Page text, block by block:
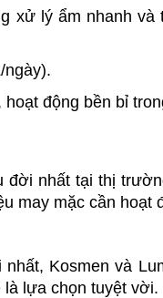
xử lý ẩm nhanh
ngày).
động bền bỉ
nhất tại thị
may mặc cần hoạt
Kosmen và
lựa chọn tuyệt vời.